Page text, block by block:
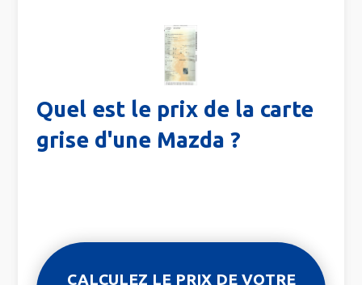
Quel est le prix de la carte
grise d'une Mazda ?
CALCULEZ LE PRIX DE VOTRE